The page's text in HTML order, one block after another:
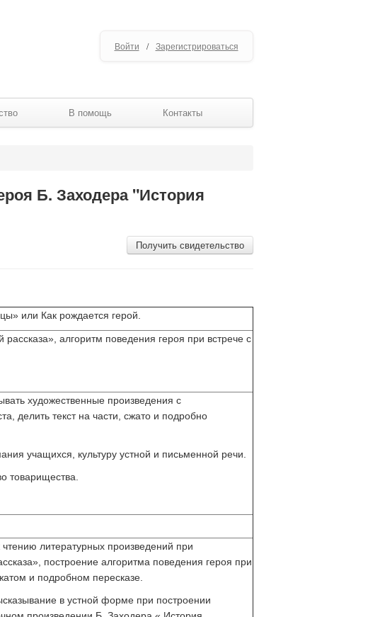
Войти / Зарегистрироваться
В помощь Контакты
Б. Заходера "История
Получить свидетельство
или Как рождается герой.
алгоритм поведения героя при встрече с
художественные произведения с
делить текст на части, сжато и подробно
учащихся, культуру устной и письменной речи.
товарищества.
чтению литературных произведений при
построение алгоритма поведения героя при
и подробном пересказе.
в устной форме при построении